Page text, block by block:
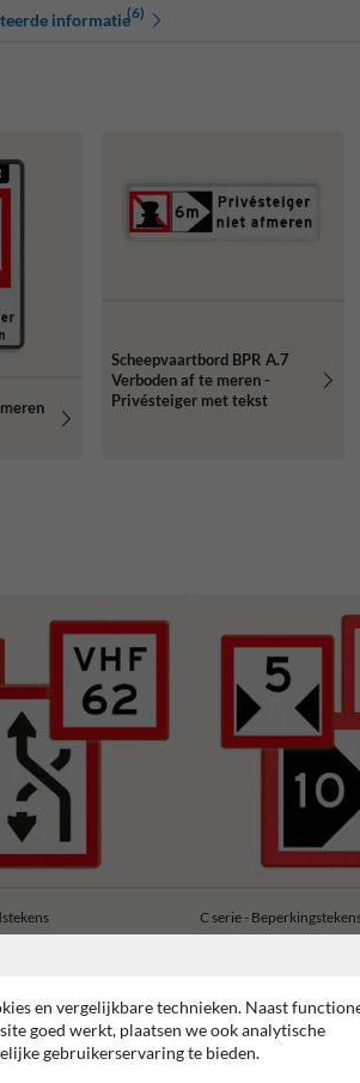
informatie(6)
Scheepvaartbord BPR A.7
Verboden af te meren -
Privésteiger met tekst
C serie -
folie
en vergelijkbare technieken. Naast
goed werkt, plaatsen we ook analytische
gebruikerservaring te bieden.